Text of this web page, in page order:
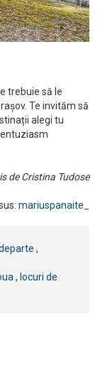
trebuie să le
Te invităm să
alegi tu
de Cristina Tudose
mariuspanaite_
,
, locuri de